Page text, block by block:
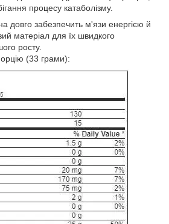
процесу катаболізму.
довго забезпечить м'язи енергією й
матеріал для їх швидкого
росту.
(33 грами):